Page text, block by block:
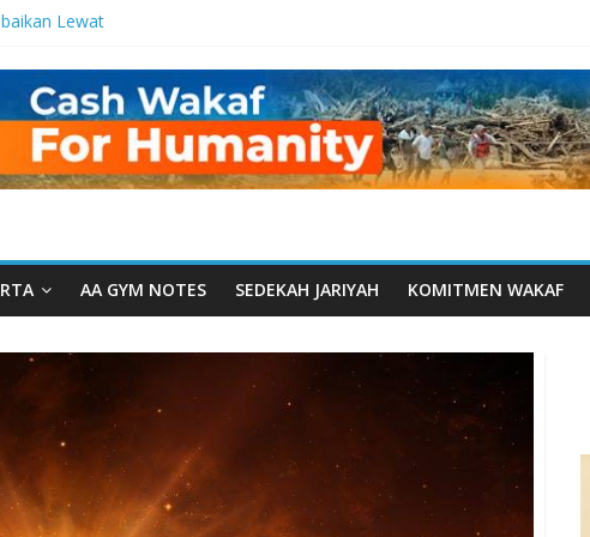
Lewat
Manfaat
dari Serua:
Yayasan
Daarut Tauhiid
Ketika
Wakaf
AA GYM NOTES SEDEKAH JARIYAH KOMITMEN WAKAF